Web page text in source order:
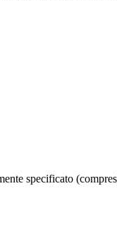
specificato